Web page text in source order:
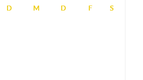
D M D F S